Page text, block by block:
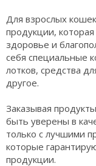
Для взрослых
продукции,
здоровье и
себя специальные
лотков, средства
другое.
Заказывая
быть уверены в
только с лучшими
которые
продукции.